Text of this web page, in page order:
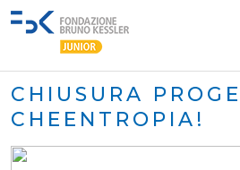
CHIUSURA
CHEENTROPIA!